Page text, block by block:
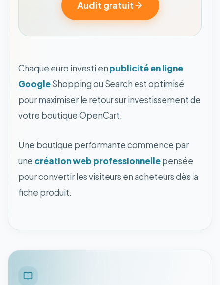
Audit gratuit
Chaque euro investi en publicité en ligne
GoogleShopping ou Search est optimisé
pour maximiser le retour sur investissement de
votre boutique OpenCart.
Une boutique performante commence par
une création web professionnellepensée
pour convertir les visiteurs en acheteurs dès la
fiche produit.